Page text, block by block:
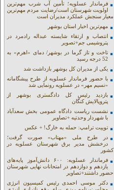
فرماندار عسلویه؛ تأمین آب شرب مهم‌ترین
اولویت شهرستان است/رضایت مردم مهم‌ترین
معیار سنجش عملکرد مدیران است
مهم‌ترین اخبار استان بوشهر
انتصاب و ارتقاء شایسته عبداله رادمرد در
پتروشیمی جم+تصویر
تاخت و تاز گرما در بوشهر/ دمای «اهرم» به
52 درجه رسید
یکی از مدیران کل بوشهر بازداشت شد
با حضور فرماندار عسلویه از طرح پیشگامانه
«نسیم مهر» در عسلویه رونمایی شد
بازدید رئیس کل دادگستری بوشهر از
پتروپالایش کنگان
نشست ریاست دادگاه عمومی بخش سعدآباد
با شهردار وحدتیه +تصاویر
توییت ترامپ: حمله به خارگ! + عکس
در طرح ملی «مهتاب» صورت گرفت؛
درخشش مدیر برق شهرستان عسلویه در
کشور
فرماندار عسلویه: ۶۰۰ دانش‌آموز پایه‌های
یازدهم و دوازدهم در امتحانات نهایی شهرستان
حضور داشتند+تصاویر
دکتر موسی احمدی رئیس کمیسیون انرژی